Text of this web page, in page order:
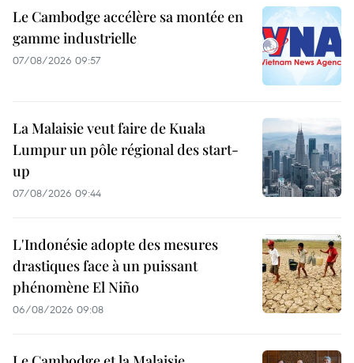
Le Cambodge accélère sa montée en
gamme industrielle
07/08/2026 09:57
La Malaisie veut faire de Kuala
Lumpur un pôle régional des start-
up
07/08/2026 09:44
L'Indonésie adopte des mesures
drastiques face à un puissant
phénomène El Niño
06/08/2026 09:08